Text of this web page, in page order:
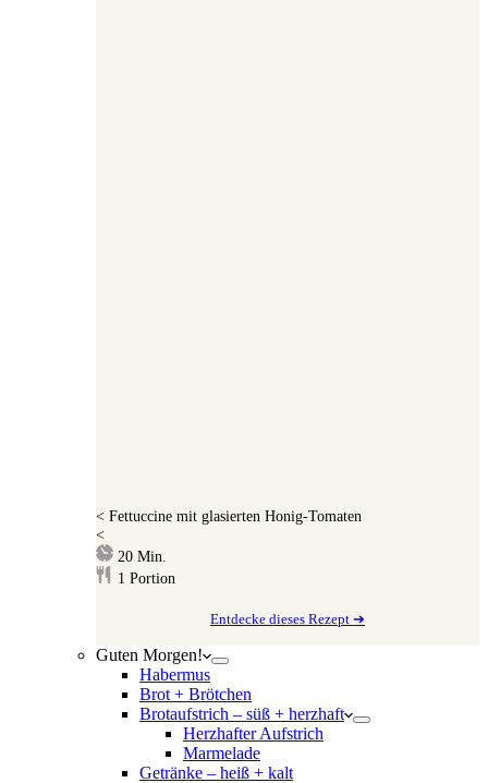
< Fettuccine mit glasierten Honig-Tomaten
<
20Minuten
Min.
1 Portion
Entdecke dieses Rezept ➔
Guten Morgen!
Habermus
Brot + Brötchen
Brotaufstrich – süß + herzhaft
Herzhafter Aufstrich
Marmelade
Getränke – heiß + kalt